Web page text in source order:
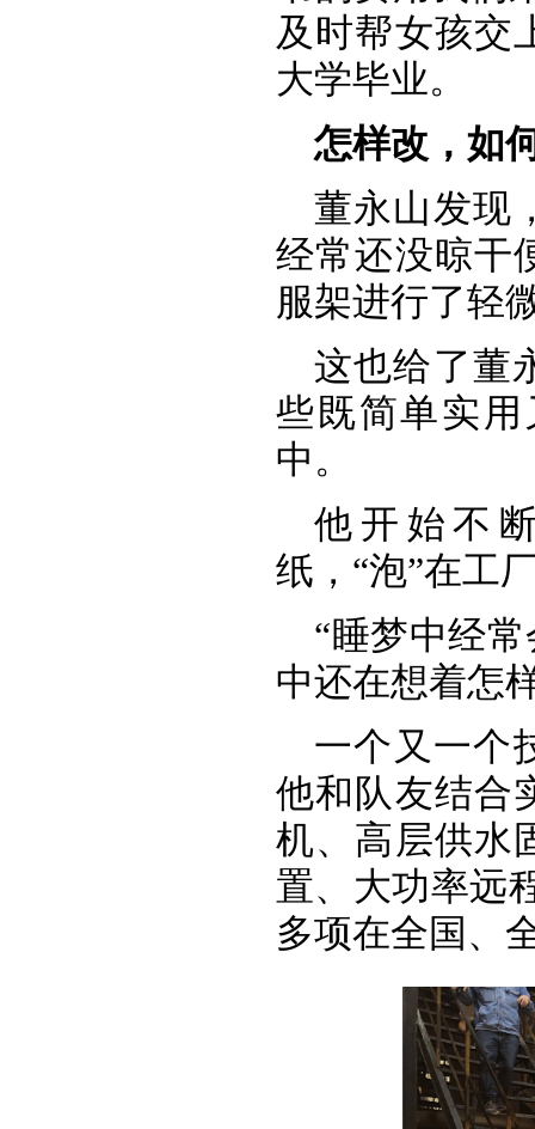
及时帮女孩交
大学毕业。
怎样改，如
董永山发现
经常还没晾干
服架进行了轻
这也给了董
些既简单实
中。
他开始不
纸，“泡”在工
“睡梦中经
中还在想着怎
一个又一个
他和队友结合
机、高层供水
置、大功率远
多项在全国、